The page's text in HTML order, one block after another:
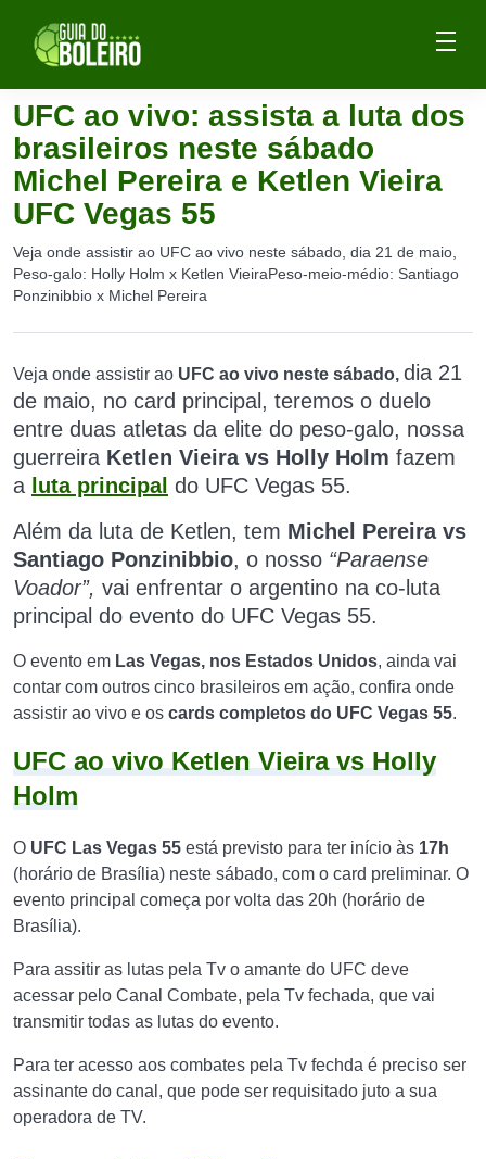
UFC ao vivo: assista a luta dos
brasileiros neste sábado
Michel Pereira e Ketlen Vieira
UFC Vegas 55
Veja onde assistir ao UFC ao vivo neste sábado, dia 21 de maio,
Peso-galo: Holly Holm x Ketlen VieiraPeso-meio-médio: Santiago
Ponzinibbio x Michel Pereira
Veja onde assistir ao UFC ao vivo neste sábado, dia 21
de maio, no card principal, teremos o duelo
entre duas atletas da elite do peso-galo, nossa
guerreira Ketlen Vieira vs Holly Holm fazem
a luta principal do UFC Vegas 55.
Além da luta de Ketlen, tem Michel Pereira vs
Santiago Ponzinibbio, o nosso “Paraense
Voador”, vai enfrentar o argentino na co-luta
principal do evento do UFC Vegas 55.
O evento em Las Vegas, nos Estados Unidos, ainda vai
contar com outros cinco brasileiros em ação, confira onde
assistir ao vivo e os cards completos do UFC Vegas 55.
UFC ao vivo Ketlen Vieira vs Holly
Holm
O UFC Las Vegas 55 está previsto para ter início às 17h
(horário de Brasília) neste sábado, com o card preliminar. O
evento principal começa por volta das 20h (horário de
Brasília).
Para assitir as lutas pela Tv o amante do UFC deve
acessar pelo Canal Combate, pela Tv fechada, que vai
transmitir todas as lutas do evento.
Para ter acesso aos combates pela Tv fechda é preciso ser
assinante do canal, que pode ser requisitado juto a sua
operadora de TV.